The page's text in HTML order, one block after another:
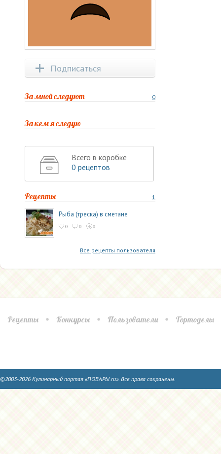
Подписаться
0
За мной следуют
За кем я следую
Всего в коробке
0 рецептов
1
Рецепты
Рыба (треска) в сметане
0 0 0
Все рецепты пользователя
Рецепты Конкурсы Пользователи Тортоделы
©2003-2026 Кулинарный портал «ПОВАРЫ.ru». Все права сохранены.